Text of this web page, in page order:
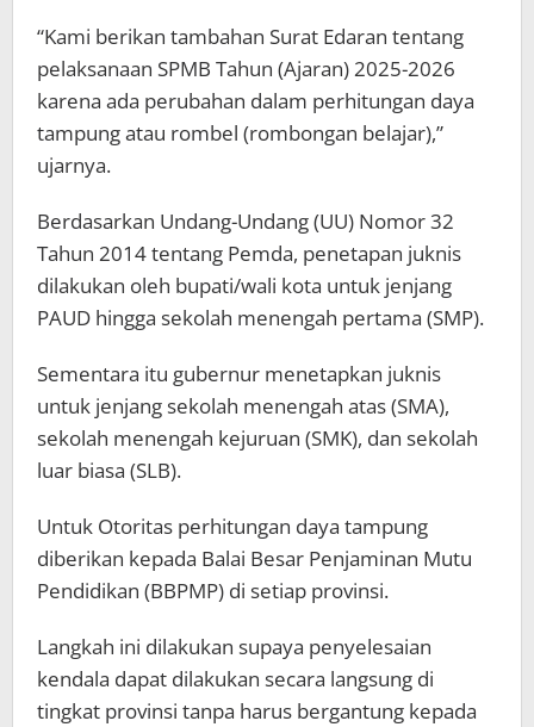
“Kami berikan tambahan Surat Edaran tentang
pelaksanaan SPMB Tahun (Ajaran) 2025-2026
karena ada perubahan dalam perhitungan daya
tampung atau rombel (rombongan belajar),”
ujarnya.
Berdasarkan Undang-Undang (UU) Nomor 32
Tahun 2014 tentang Pemda, penetapan juknis
dilakukan oleh bupati/wali kota untuk jenjang
PAUD hingga sekolah menengah pertama (SMP).
Sementara itu gubernur menetapkan juknis
untuk jenjang sekolah menengah atas (SMA),
sekolah menengah kejuruan (SMK), dan sekolah
luar biasa (SLB).
Untuk Otoritas perhitungan daya tampung
diberikan kepada Balai Besar Penjaminan Mutu
Pendidikan (BBPMP) di setiap provinsi.
Langkah ini dilakukan supaya penyelesaian
kendala dapat dilakukan secara langsung di
tingkat provinsi tanpa harus bergantung kepada